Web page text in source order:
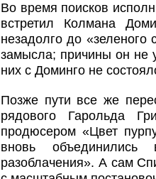
Во время поисков
встретил Колмана
незадолго до «зеленого
замысла; причины он не
них с Доминго не
Позже пути все же
рядового Гарольда
продюсером «Цвет
вновь объединились
разоблачения». А сам